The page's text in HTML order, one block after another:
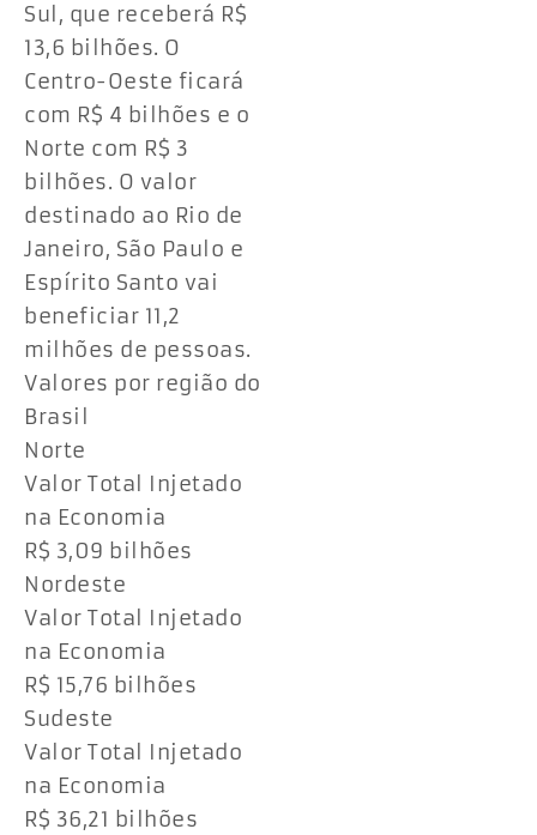
Sul, que receberá R$
13,6 bilhões. O
Centro-Oeste ficará
com R$ 4 bilhões e o
Norte com R$ 3
bilhões. O valor
destinado ao Rio de
Janeiro, São Paulo e
Espírito Santo vai
beneficiar 11,2
milhões de pessoas.
Valores por região do
Brasil
Norte
Valor Total Injetado
na Economia
R$ 3,09 bilhões
Nordeste
Valor Total Injetado
na Economia
R$ 15,76 bilhões
Sudeste
Valor Total Injetado
na Economia
R$ 36,21 bilhões